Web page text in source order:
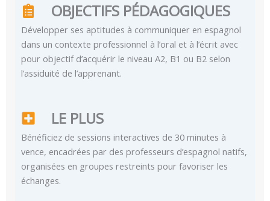
OBJECTIFS PÉDAGOGIQUES
Développer ses aptitudes à communiquer en espagnol
dans un contexte professionnel à l’oral et à l’écrit avec
pour objectif d’acquérir le niveau A2, B1 ou B2 selon
l’assiduité de l’apprenant.
LE PLUS
Bénéficiez de sessions interactives de 30 minutes à
vence, encadrées par des professeurs d’espagnol natifs,
organisées en groupes restreints pour favoriser les
échanges.